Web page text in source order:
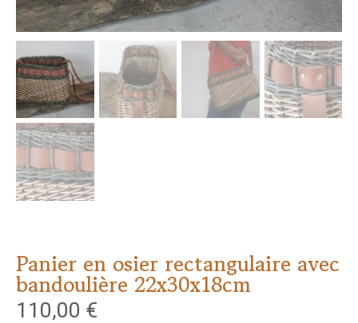
Panier en osier rectangulaire avec
bandoulière 22x30x18cm
110,00 €